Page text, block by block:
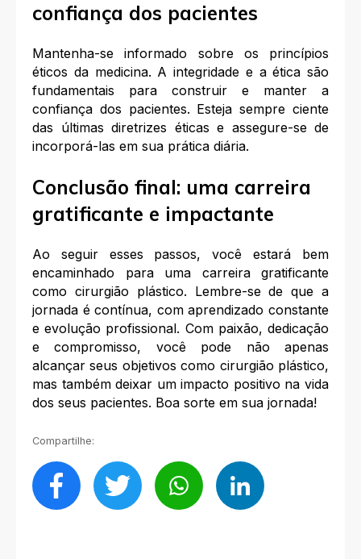
confiança dos pacientes
Mantenha-se informado sobre os princípios
éticos da medicina. A integridade e a ética são
fundamentais para construir e manter a
confiança dos pacientes. Esteja sempre ciente
das últimas diretrizes éticas e assegure-se de
incorporá-las em sua prática diária.
Conclusão final: uma carreira
gratificante e impactante
Ao seguir esses passos, você estará bem
encaminhado para uma carreira gratificante
como cirurgião plástico. Lembre-se de que a
jornada é contínua, com aprendizado constante
e evolução profissional. Com paixão, dedicação
e compromisso, você pode não apenas
alcançar seus objetivos como cirurgião plástico,
mas também deixar um impacto positivo na vida
dos seus pacientes. Boa sorte em sua jornada!
Compartilhe: